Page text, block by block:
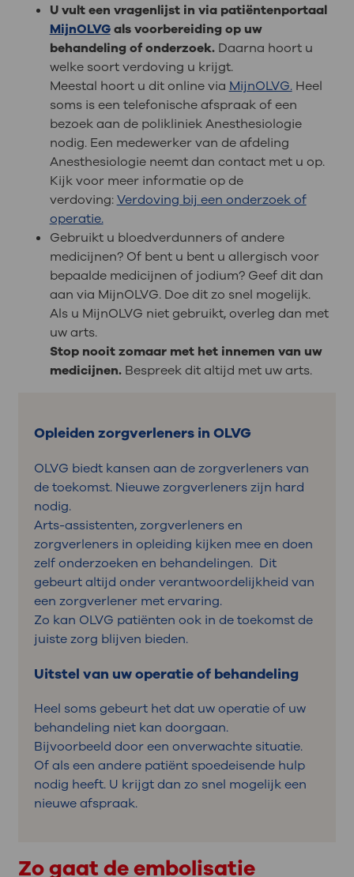
U vult een vragenlijst in via patiëntenportaal
MijnOLVGals voorbereiding op uw
behandeling of onderzoek.Daarna hoort u
welke soort verdoving u krijgt.
Meestal hoort u dit online via MijnOLVG.Heel
soms is een telefonische afspraak of een
bezoek aan de polikliniek Anesthesiologie
nodig. Een medewerker van de afdeling
Anesthesiologie neemt dan contact met u op.
Kijk voor meer informatie op de
verdoving:Verdoving bij een onderzoek of
operatie.
Gebruikt u bloedverdunners of andere
medicijnen? Of bent u bent u allergisch voor
bepaalde medicijnen of jodium? Geef dit dan
aan via MijnOLVG. Doe dit zo snel mogelijk.
Als u MijnOLVG niet gebruikt, overleg dan met
uw arts.
Stop nooit zomaar met het innemen van uw
medicijnen.Bespreek dit altijd met uw arts.
Opleiden zorgverleners in OLVG
OLVG biedt kansen aan de zorgverleners van
de toekomst. Nieuwe zorgverleners zijn hard
nodig.
Arts-assistenten, zorgverleners en
zorgverleners in opleiding kijken mee en doen
zelf onderzoeken en behandelingen. Dit
gebeurt altijd onder verantwoordelijkheid van
een zorgverlener met ervaring.
Zo kan OLVG patiënten ook in de toekomst de
juiste zorg blijven bieden.
Uitstel van uw operatie of behandeling
Heel soms gebeurt het dat uw operatie of uw
behandeling niet kan doorgaan.
Bijvoorbeeld door een onverwachte situatie.
Of als een andere patiënt spoedeisende hulp
nodig heeft. U krijgt dan zo snel mogelijk een
nieuwe afspraak.
Zo gaat de embolisatie